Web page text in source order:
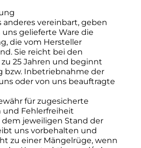
anderes vereinbart, geben
gelieferte Ware die
die vom Hersteller
Sie reicht bei den
25 Jahren und beginnt
bzw. Inbetriebnahme der
oder von uns beauftragte
für zugesicherte
und Fehlerfreiheit
jeweiligen Stand der
uns vorbehalten und
zu einer Mängelrüge, wenn